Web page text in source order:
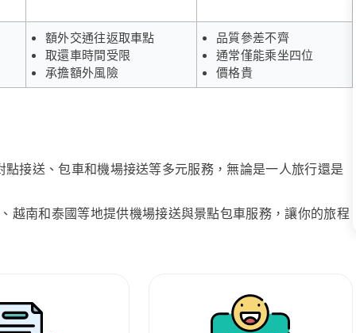
額外交通往返取車點
取還車時間受限
承擔額外風險
品質參差不齊
通常僅能乘坐四位
價格貴
接送、包車和機場接送等多元服務，無論是一人旅行還是
越南和泰國等地提供機場接送與景點包車服務，讓你的旅程